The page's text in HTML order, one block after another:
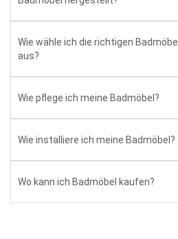
Wie wähle ich die richtigen Badmöbel
aus?
Wie pflege ich meine Badmöbel?
Wie installiere ich meine Badmöbel?
Wo kann ich Badmöbel kaufen?